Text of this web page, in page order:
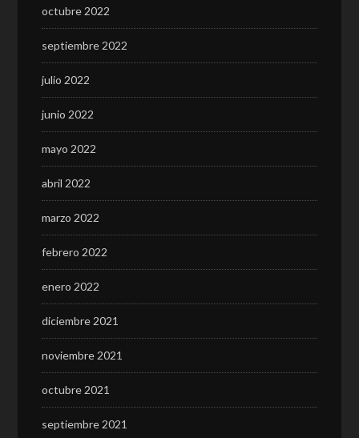
octubre 2022
septiembre 2022
julio 2022
junio 2022
mayo 2022
abril 2022
marzo 2022
febrero 2022
enero 2022
diciembre 2021
noviembre 2021
octubre 2021
septiembre 2021